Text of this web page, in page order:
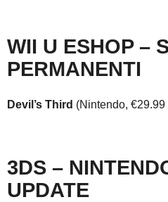
WII U ESHOP –
PERMANENTI
Devil’s Third (Nintendo,
3DS –
UPDATE